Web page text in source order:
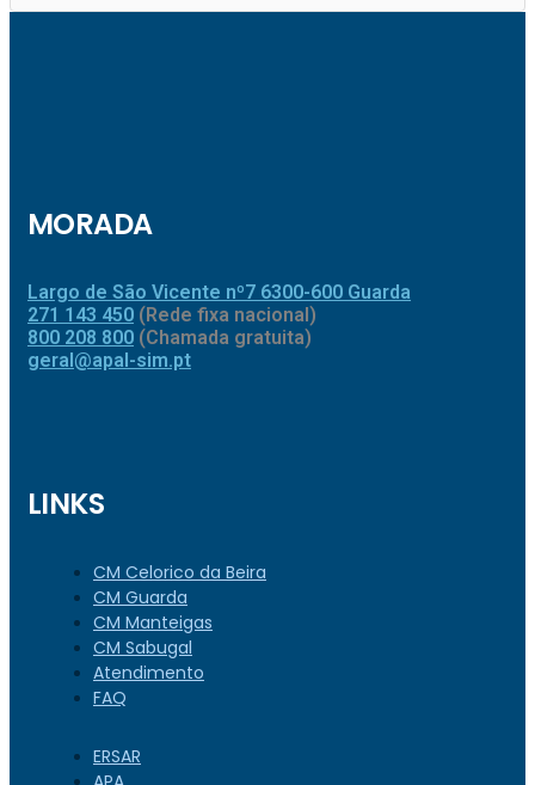
MORADA
Largo de São Vicente nº7 6300-600 Guarda
271 143 450 (Rede fixa nacional)
800 208 800 (Chamada gratuita)
geral@apal-sim.pt
LINKS
CM Celorico da Beira
CM Guarda
CM Manteigas
CM Sabugal
Atendimento
FAQ
ERSAR